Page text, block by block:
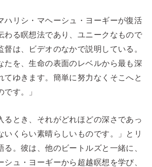
ハリシ・マヘーシュ・ヨーギーが復活
わる瞑想法であり、ユニークなもので
督は、ビデオのなかで説明している。
たを、生命の表面のレベルから最も深
てゆきます。簡単に努力なくそこへと
す。」
るとき、それがどれほどの深さであっ
いくらい素晴らしいものです。」とリ
る。彼は、他のビートルズと一緒に、
シュ・ヨーギーから超越瞑想を学び、